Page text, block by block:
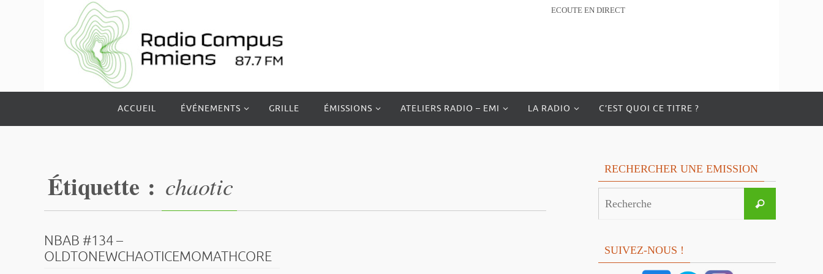
ECOUTE EN DIRECT
le
ACCUEIL ÉVÉNEMENTS GRILLE ÉMISSIONS ATELIERS RADIO – EMI LA RADIO C’EST QUOI CE TITRE ?
Étiquette : chaotic
NBAB #134 –
OLDTONEWCHAOTICEMOMATHCORE
RECHERCHER UNE EMISSION
Recherche
SUIVEZ-NOUS !